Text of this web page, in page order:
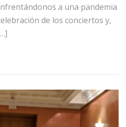
a una pandemia
de los conciertos y,